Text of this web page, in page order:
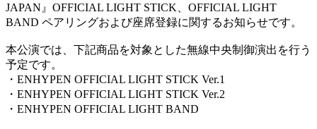
JAPAN』OFFICIAL LIGHT STICK、OFFICIAL LIGHT
BAND ペアリングおよび座席登録に関するお知らせです。
本公演では、下記商品を対象とした無線中央制御演出を行う
予定です。
・ENHYPEN OFFICIAL LIGHT STICK Ver.1
・ENHYPEN OFFICIAL LIGHT STICK Ver.2
・ENHYPEN OFFICIAL LIGHT BAND